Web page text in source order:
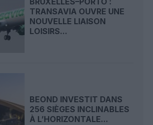
TRANSAVIA OUVRE UNE
NOUVELLE LIAISON
LOISIRS...
BEOND INVESTIT DANS
256 SIÈGES INCLINABLES
À L’HORIZONTALE...